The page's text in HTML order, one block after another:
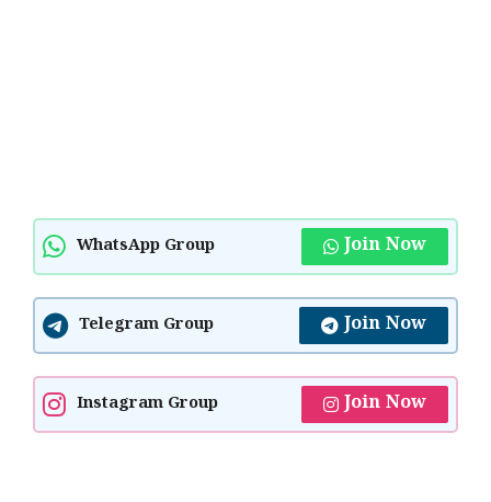
WhatsApp Group Join Now
Telegram Group Join Now
Instagram Group Join Now